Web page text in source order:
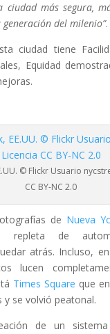
ciudad más segura,
del milenio”.
ciudad tiene
Equidad
© Flickr Usuario
CC BY-NC 2.0
de Nueva
repleta de
atrás. Incluso,
lucen
Times Square que
y se volvió peatonal.
de un